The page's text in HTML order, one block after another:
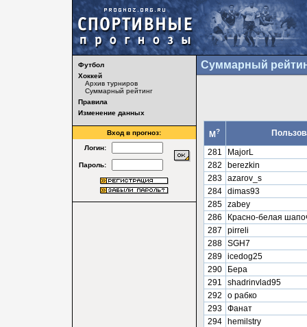
Футбол
Хоккей
Архив турниров
Суммарный рейтинг
Правила
Изменение данных
Вход в прогноз:
Логин:
Пароль:
Суммарный
М?
281
MajorL
282
berezkin
283 azarov_s
284 dimas93
285 zabey
286
Красно-белая
287
pirreli
288 SGH7
289 icedog25
290
Бера
291
shadrinvlad95
292
о рабко
293 Фанат
294
hemilstry